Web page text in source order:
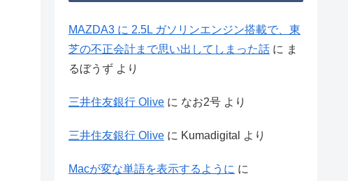
MAZDA3 に 2.5L ガソリンエンジン搭載で、東
芝の不正会計まで思い出してしまった話 に ま
るぼうず より
三井住友銀行 Olive に なお2号 より
三井住友銀行 Olive に Kumadigital より
Macが変な単語を表示するように に